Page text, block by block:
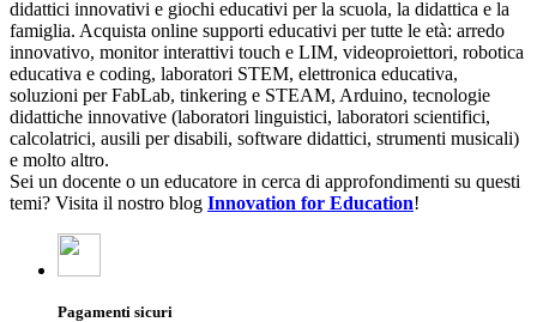
didattici innovativi e giochi educativi per la scuola, la didattica e la
famiglia. Acquista online supporti educativi per tutte le età: arredo
innovativo, monitor interattivi touch e LIM, videoproiettori, robotica
educativa e coding, laboratori STEM, elettronica educativa,
soluzioni per FabLab, tinkering e STEAM, Arduino, tecnologie
didattiche innovative (laboratori linguistici, laboratori scientifici,
calcolatrici, ausili per disabili, software didattici, strumenti musicali)
e molto altro.
Sei un docente o un educatore in cerca di approfondimenti su questi
temi? Visita il nostro blog Innovation for Education!
Pagamenti sicuri